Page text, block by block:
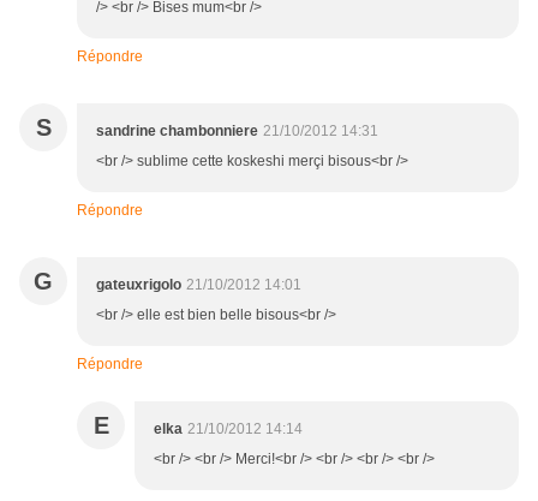
/> <br /> Bises mum<br />
Répondre
S sandrine chambonniere 21/10/2012 14:31
<br /> sublime cette koskeshi merçi bisous<br />
Répondre
G gateuxrigolo 21/10/2012 14:01
<br /> elle est bien belle bisous<br />
Répondre
E elka 21/10/2012 14:14
<br /> <br /> Merci!<br /> <br /> <br /> <br />